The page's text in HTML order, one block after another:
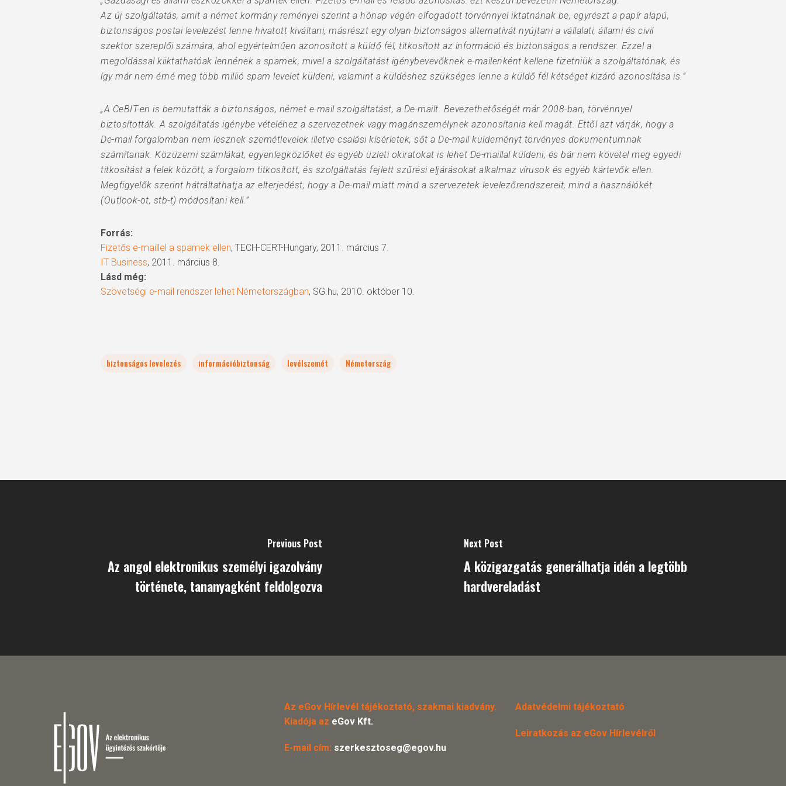
Az új szolgáltatás, amit a német kormány reményei szerint a hónap végén elfogadott törvénnyel iktatnának be, egyrészt a papír alapú,
biztonságos postai levelezést lenne hivatott kiváltani, másrészt egy olyan biztonságos alternatívát nyújtani a vállalati, állami és civil
szektor szereplői számára, ahol egyértelműen azonosított a küldő fél, titkosított az információ és biztonságos a rendszer. Ezzel a
megoldással kiiktathatóak lennének a spamek, mivel a szolgáltatást igénybevevőknek e-mailenként kellene fizetniük a szolgáltatónak, és
így már nem érné meg több millió spam levelet küldeni, valamint a küldéshez szükséges lenne a küldő fél kétséget kizáró azonosítása is.”
„A CeBIT-en is bemutatták a biztonságos, német e-mail szolgáltatást, a De-mailt. Bevezethetőségét már 2008-ban, törvénnyel
biztosították. A szolgáltatás igénybe vételéhez a szervezetnek vagy magánszemélynek azonosítania kell magát. Ettől azt várják, hogy a
De-mail forgalomban nem lesznek szemétlevelek illetve csalási kísérletek, sőt a De-mail küldeményt törvényes dokumentumnak
számítanak. Közüzemi számlákat, egyenlegközlőket és egyéb üzleti okiratokat is lehet De-maillal küldeni, és bár nem követel meg egyedi
titkosítást a felek között, a forgalom titkosított, és szolgáltatás fejlett szűrési eljárásokat alkalmaz vírusok és egyéb kártevők ellen.
Megfigyelők szerint hátráltathatja az elterjedést, hogy a De-mail miatt mind a szervezetek levelezőrendszereit, mind a használókét
(Outlook-ot, stb-t) módosítani kell.”
Forrás:
Fizetős e-maillel a spamek ellen, TECH-CERT-Hungary, 2011. március 7.
IT Business, 2011. március 8.
Lásd még:
Szövetségi e-mail rendszer lehet Németországban, SG.hu, 2010. október 10.
biztonságos levelezés információbiztonság levélszemét Németország
Previous Post
Az angol elektronikus személyi igazolvány
története, tananyagként feldolgozva
Next Post
A közigazgatás generálhatja idén a legtöbb
hardvereladást
Az eGov Hírlevél tájékoztató, szakmai kiadvány.
Kiadója az eGov Kft.
E-mail cím: szerkesztoseg@egov.hu
Adatvédelmi tájékoztató
Leiratkozás az eGov Hírlevélről